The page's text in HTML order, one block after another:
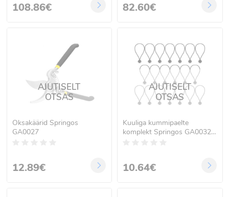
108.86€ 82.60€
AJUTISELT
OTSAS
Oksakäärid Springos
GA0027
12.89€
AJUTISELT
OTSAS
Kuuliga kummipaelte
komplekt Springos GA0032,
10.64€